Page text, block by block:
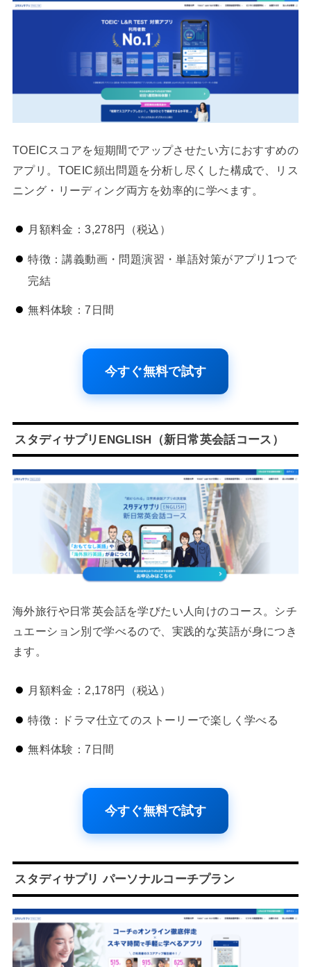
TOEICスコアを短期間でアップさせたい方におすすめの
アプリ。TOEIC頻出問題を分析し尽くした構成で、リス
ニング・リーディング両方を効率的に学べます。
月額料金：3,278円（税込）
特徴：講義動画・問題演習・単語対策がアプリ1つで
完結
無料体験：7日間
今すぐ無料で試す
スタディサプリENGLISH（新日常英会話コース）
海外旅行や日常英会話を学びたい人向けのコース。シチ
ュエーション別で学べるので、実践的な英語が身につき
ます。
月額料金：2,178円（税込）
特徴：ドラマ仕立てのストーリーで楽しく学べる
無料体験：7日間
今すぐ無料で試す
スタディサプリ パーソナルコーチプラン